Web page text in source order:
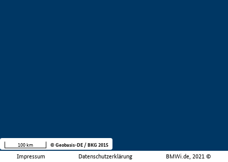
Impressum Datenschutzerklärung BMWi.de, 2021 ©
100 km © Geobasis-DE / BKG 2015